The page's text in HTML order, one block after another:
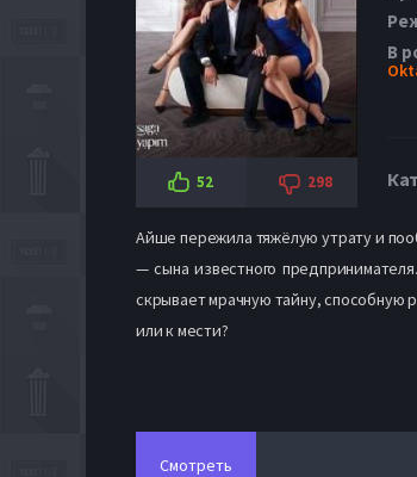
52 298
В
Айше пережила тяжёлую утрату и
— сына известного
скрывает мрачную тайну, способную
или к мести?
Смотреть